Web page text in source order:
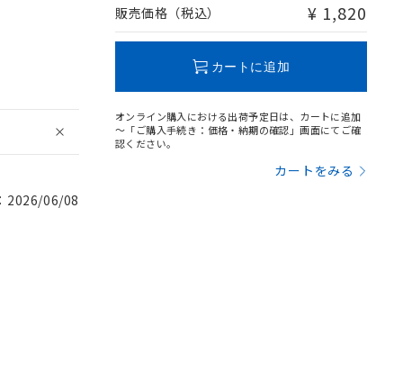
2026/06/08
販売価格（税込） ¥ 1,820
カートに追加
オンライン購入における出荷予定日は、カートに追加
～「ご購入手続き：価格・納期の確認」画面にてご確
認ください。
カートをみる